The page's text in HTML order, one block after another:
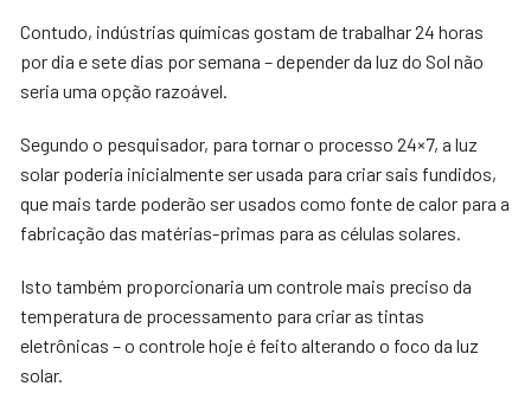
Contudo, indústrias químicas gostam de trabalhar 24 horas
por dia e sete dias por semana – depender da luz do Sol não
seria uma opção razoável.
Segundo o pesquisador, para tornar o processo 24×7, a luz
solar poderia inicialmente ser usada para criar sais fundidos,
que mais tarde poderão ser usados como fonte de calor para a
fabricação das matérias-primas para as células solares.
Isto também proporcionaria um controle mais preciso da
temperatura de processamento para criar as tintas
eletrônicas – o controle hoje é feito alterando o foco da luz
solar.